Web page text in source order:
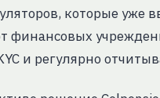
которые
финансовых
и регулярно